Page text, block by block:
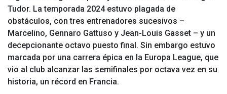
Tudor. La temporada 2024 estuvo plagada de
obstáculos, con tres entrenadores sucesivos –
Marcelino, Gennaro Gattuso y Jean-Louis Gasset – y un
decepcionante octavo puesto final. Sin embargo estuvo
marcada por una carrera épica en la Europa League, que
vio al club alcanzar las semifinales por octava vez en su
historia, un récord en Francia.